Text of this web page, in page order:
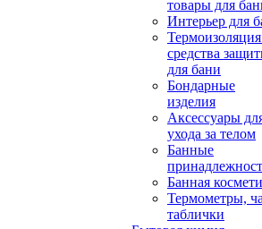
товары для
Интерьер для
средства
для бани
Бондарные
изделия
Аксеcсуары
ухода за телом
Банные
Банная
Термометры,
таблички